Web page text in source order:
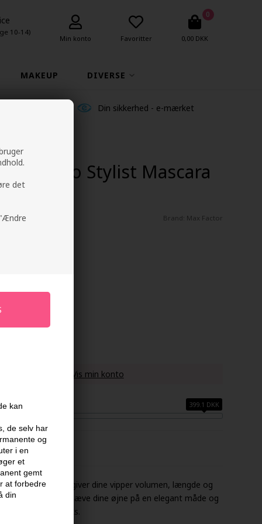
det
kan
de selv har
og
i en
et
gemt
at forbedre
din
10-14)
Min konto Favoritter
0
0,00 DKK
MAKEUP DIVERSE
Din sikkerhed - e-mærket
Pro Stylist Mascara
Brand: Max Factor
Vis min konto
399.1 DKK
Black/Brown giver dine vipper volumen, længde og
til at fremhæve dine øjne på en elegant måde og
sofistikerede looks.